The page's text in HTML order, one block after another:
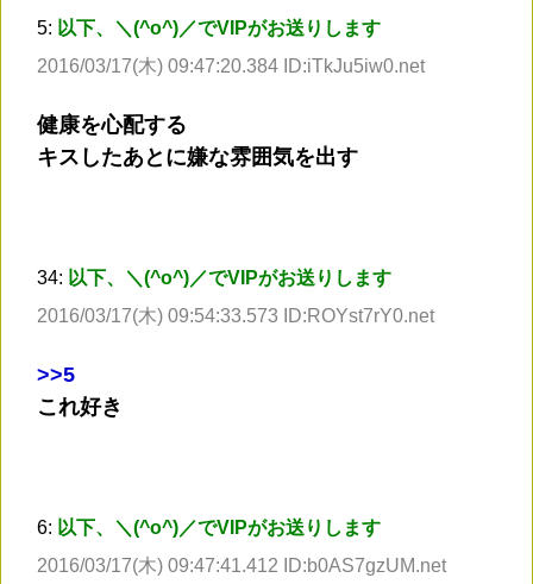
5: 以下、＼(^o^)／でVIPがお送りします
2016/03/17(木) 09:47:20.384 ID:iTkJu5iw0.net
健康を心配する
キスしたあとに嫌な雰囲気を出す
34: 以下、＼(^o^)／でVIPがお送りします
2016/03/17(木) 09:54:33.573 ID:ROYst7rY0.net
>>5
これ好き
6: 以下、＼(^o^)／でVIPがお送りします
2016/03/17(木) 09:47:41.412 ID:b0AS7gzUM.net